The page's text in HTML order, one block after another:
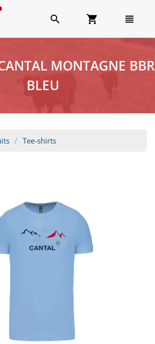
search shopping_cart view_headline
MONTAGNE BBR
BLEU
Tee-shirts